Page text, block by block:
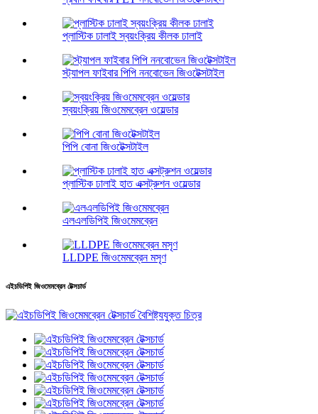
প্লাস্টিক ঢালাই স্বয়ংক্রিয় কীলক ঢালাই
স্ট্যাপল ফাইবার পিপি ননবোভেন জিওটেক্সটাইল
স্বয়ংক্রিয় জিওমেমব্রেন ওয়েল্ডার
পিপি বোনা জিওটেক্সটাইল
প্লাস্টিক ঢালাই হাত এক্সট্রুশন ওয়েল্ডার
এলএলডিপিই জিওমেমব্রেন
LLDPE জিওমেমব্রেন মসৃণ
এইচডিপিই জিওমেমব্রেন টেক্সচার্ড